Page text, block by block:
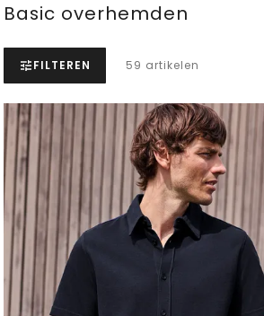
Basic overhemden
FILTEREN 59 artikelen